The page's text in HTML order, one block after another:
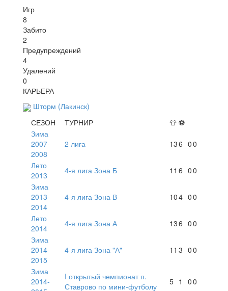
Игр
8
Забито
2
Предупреждений
4
Удалений
0
КАРЬЕРА
Шторм (Лакинск)
СЕЗОН
ТУРНИР 👕 ⚽
Зима
2007-
2008
2 лига 136 00
Лето
2013
4-я лига Зона Б 11 6 00
Зима
2013-
2014
4-я лига Зона В 104 00
Лето
2014
4-я лига Зона А 136 00
Зима
2014-
2015
4-я лига Зона "А" 11 3 00
Зима
2014-
I открытый чемпионат п.
Ставрово по мини-футболу
5 1 00